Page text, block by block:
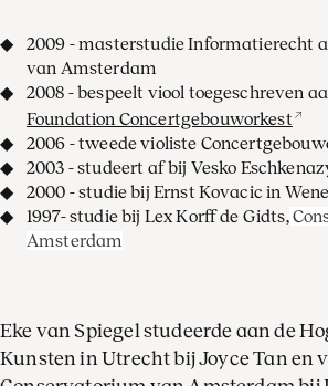
Eke van Spiegel studeerde aan de
Kunsten in Utrecht bij Joyce Tan en
2009 - masterstudie Informatierecht
van Amsterdam
2008 - bespeelt viool toegeschreven
Foundation Concertgebouworkest
2006 - tweede violiste
2003 - studeert af bij Vesko
2000 - studie bij Ernst Kovacic in
1997- studie bij Lex Korff de Gidts,
Amsterdam